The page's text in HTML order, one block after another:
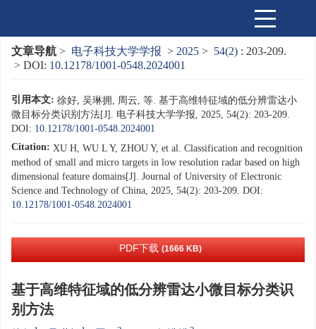
文章导航 > 电子科技大学学报 > 2025 > 54(2) : 203-209.
> DOI: 10.12178/1001-0548.2024001
引用本文: 徐好, 吴琳拥, 周云, 等. 基于高维特征域的低分辨雷达小
微目标分类识别方法[J]. 电子科技大学学报, 2025, 54(2): 203-209.
DOI: 10.12178/1001-0548.2024001
Citation: XU H, WU L Y, ZHOU Y, et al. Classification and recognition
method of small and micro targets in low resolution radar based on high
dimensional feature domains[J]. Journal of University of Electronic
Science and Technology of China, 2025, 54(2): 203-209. DOI:
10.12178/1001-0548.2024001
PDF下载 (1666 KB)
基于高维特征域的低分辨雷达小微目标分类识
别方法